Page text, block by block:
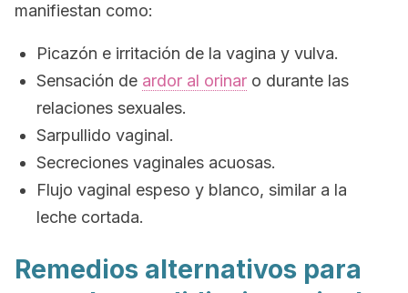
manifiestan como:
Picazón e irritación de la vagina y vulva.
Sensación de ardor al orinar o durante las
relaciones sexuales.
Sarpullido vaginal.
Secreciones vaginales acuosas.
Flujo vaginal espeso y blanco, similar a la
leche cortada.
Remedios alternativos para